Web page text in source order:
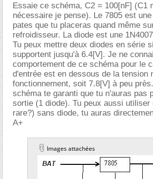
Essaie ce schéma, C2 = 100[nF] (C1
nécessaire je pense). Le 7805 est
pates que tu placeras quand même
refroidisseur. La diode est une
Tu peux mettre deux diodes en série
supportent jusqu'à 6.4[V]. Je ne
comportement de ce schéma pour le
d'entrée est en dessous de la tension
fonctionnement, soit 7.8[V] à peu
schéma te garanti que tu n'auras pas
sortie (1 diode). Tu peux aussi utiliser
rare?) sans diode, tu auras
A+
Images attachées